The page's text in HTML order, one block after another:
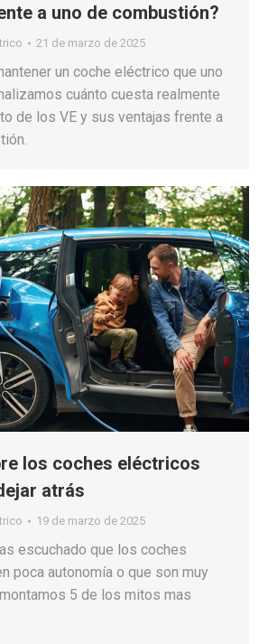
a uno de combustión?
21 de marzo de 2025
un coche eléctrico que uno
cuánto cuesta realmente
de los VE y sus ventajas frente a
los coches eléctricos
atrás
19 de marzo de 2025
escuchado que los coches
poca autonomía o que son muy
5 de los mitos mas